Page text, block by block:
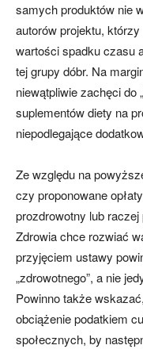
samych produktów nie
autorów projektu,
wartości spadku czasu
tej grupy dóbr. Na
niewątpliwie zachęci do
suplementów diety na
niepodlegające
Ze względu na
czy proponowane
prozdrowotny lub
Zdrowia chce rozwiać
przyjęciem ustawy
„zdrowotnego”, a nie
Powinno także
obciążenie podatkiem
społecznych, by